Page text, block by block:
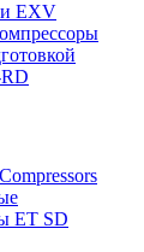
EXV
ET SD